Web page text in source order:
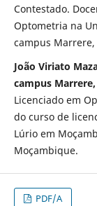
Contestado.
Optometria na
campus
João Viriato
campus
Licenciado em
do curso de
Lúrio em
Moçambique.
PDF/A